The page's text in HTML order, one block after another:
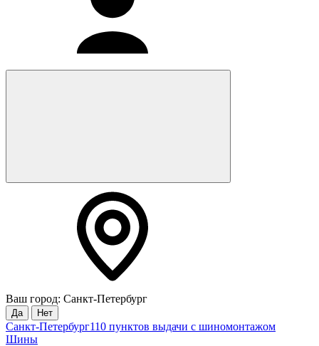
Ваш город: Санкт-Петербург
Да Нет
Санкт-Петербург110 пунктов выдачи с шиномонтажом
Шины